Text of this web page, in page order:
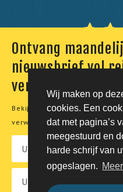
Wij maken op
cookies. Een
dat met pagina’s
meegestuurd en
harde schrijf van
opgeslagen.
Ontvang
nieuwsbrief vol
verhalen en
Bekijk onzeprivacyverklaring
verwerking van uw
Onze klanten geven
© Tico Reizen
Developing